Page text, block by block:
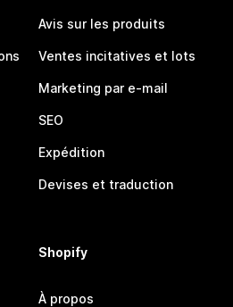
Avis sur les produits
Ventes incitatives et lots
Marketing par e-mail
SEO
Expédition
Devises et traduction
Shopify
À propos